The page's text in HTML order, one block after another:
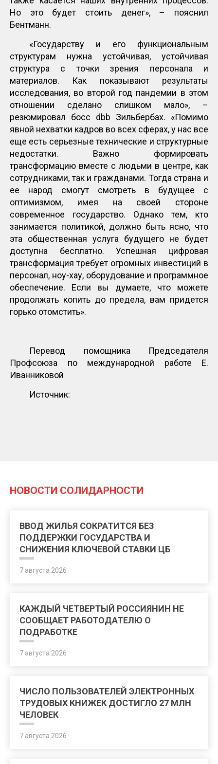
Но это будет стоить денег», – пояснил
Бентманн.
«Государству и его функциональным
структурам нужна устойчивая, устойчивая
структура с точки зрения персонала и
материалов. Как показывают результаты
исследования, во второй год пандемии в этом
отношении сделано слишком мало», –
резюмировал босс dbb Зильбербах. «Помимо
явной нехватки кадров во всех сферах, у нас все
еще есть серьезные технические и структурные
недостатки. Важно формировать
трансформацию вместе с людьми в центре, как
сотрудниками, так и гражданами. Тогда страна и
ее народ смогут смотреть в будущее с
оптимизмом, имея на своей стороне
современное государство. Однако тем, кто
занимается политикой, должно быть ясно, что
эта общественная услуга будущего не будет
доступна бесплатно. Успешная цифровая
трансформация требует огромных инвестиций в
персонал, ноу-хау, оборудование и программное
обеспечение. Если вы думаете, что можете
продолжать копить до предела, вам придется
горько отомстить».
Перевод помощника Председателя
Профсоюза по международной работе Е.
Иванниковой
Источник:
НОВОСТИ СОЛИДАРНОСТИ
ВВОД ЖИЛЬЯ СОКРАТИТСЯ БЕЗ
ПОДДЕРЖКИ ГОСУДАРСТВА И
СНИЖЕНИЯ КЛЮЧЕВОЙ СТАВКИ ЦБ
7 августа 2026
КАЖДЫЙ ЧЕТВЕРТЫЙ РОССИЯНИН НЕ
СООБЩАЕТ РАБОТОДАТЕЛЮ О
ПОДРАБОТКЕ
7 августа 2026
ЧИСЛО ПОЛЬЗОВАТЕЛЕЙ ЭЛЕКТРОННЫХ
ТРУДОВЫХ КНИЖЕК ДОСТИГЛО 27 МЛН
ЧЕЛОВЕК
7 августа 2026